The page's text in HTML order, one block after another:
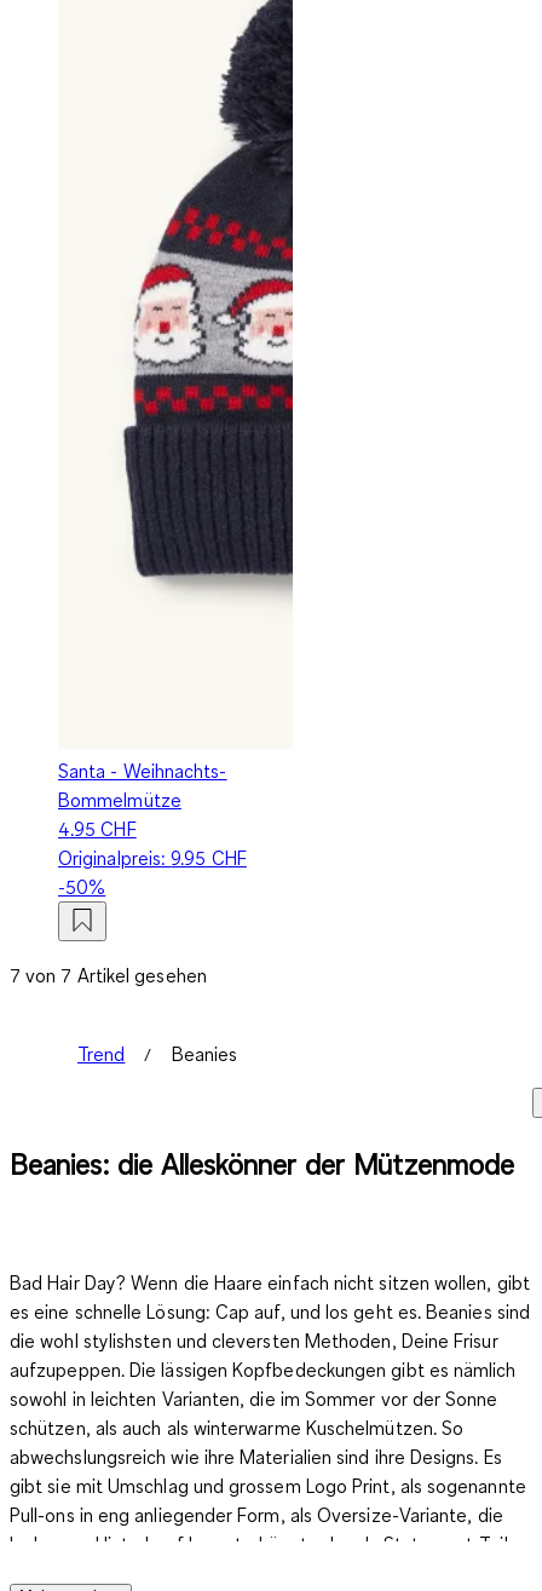
Santa - Weihnachts-
Bommelmütze
4.95 CHF
Originalpreis:9.95 CHF
-50%
7 von 7 Artikel gesehen
Trend Beanies
Beanies: die Alleskönner der Mützenmode
Bad Hair Day? Wenn die Haare einfach nicht sitzen wollen, gibt
es eine schnelle Lösung: Cap auf, und los geht es. Beanies sind
die wohl stylishsten und cleversten Methoden, Deine Frisur
aufzupeppen. Die lässigen Kopfbedeckungen gibt es nämlich
sowohl in leichten Varianten, die im Sommer vor der Sonne
schützen, als auch als winterwarme Kuschelmützen. So
abwechslungsreich wie ihre Materialien sind ihre Designs. Es
gibt sie mit Umschlag und grossem Logo Print, als sogenannte
Pull-ons in eng anliegender Form, als Oversize-Variante, die
locker am Hinterkopf herunterhängt oder als Statement-Teil